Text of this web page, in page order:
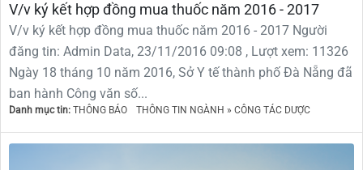
V/v ký kết hợp đồng mua thuốc năm 2016 - 2017
V/v ký kết hợp đồng mua thuốc năm 2016 - 2017 Người
đăng tin: Admin Data, 23/11/2016 09:08 , Lượt xem: 11326
Ngày 18 tháng 10 năm 2016, Sở Y tế thành phố Đà Nẵng đã
ban hành Công văn số...
Danh mục tin: THÔNG BÁO THÔNG TIN NGÀNH » CÔNG TÁC DƯỢC